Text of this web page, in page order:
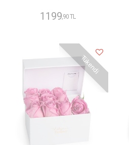
1199 ,90 TL
Tükendi